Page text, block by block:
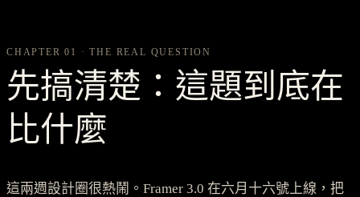
CHAPTER 01 · THE REAL QUESTION
先搞清楚：這題到底在
比什麼
這兩週設計圈很熱鬧。Framer 3.0 在六月十六號上線，把